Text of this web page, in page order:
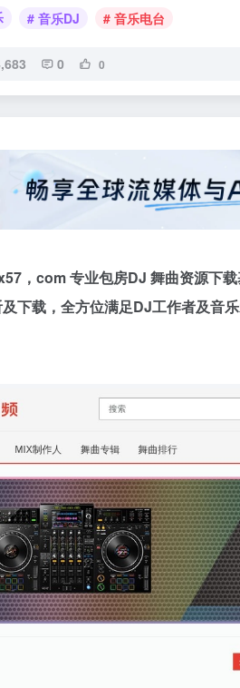
# 音乐DJ # 音乐电台
0 0
，com 专业包房DJ 舞曲资源下
下载，全方位满足DJ工作者及音乐